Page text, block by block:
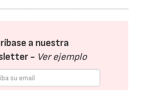
a nuestra
- Ver ejemplo